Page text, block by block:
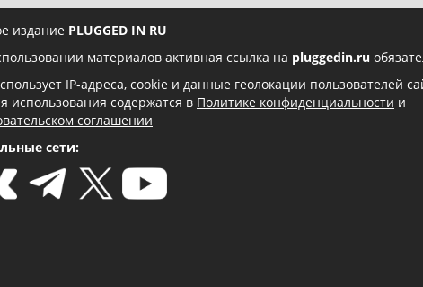
издание PLUGGED IN RU
материалов активная ссылка на pluggedin.ru
IP-адреса, cookie и данные геолокации пользователей
использования содержатся в Политике конфиденциальности и
соглашении
сети: